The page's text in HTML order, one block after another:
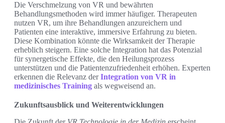
Die Verschmelzung von VR und bewährten
Behandlungsmethoden wird immer häufiger. Therapeuten
nutzen VR, um ihre Behandlungen anzureichern und
Patienten eine interaktive, immersive Erfahrung zu bieten.
Diese Kombination könnte die Wirksamkeit der Therapie
erheblich steigern. Eine solche Integration hat das Potenzial
für synergetische Effekte, die den Heilungsprozess
unterstützen und die Patientenzufriedenheit erhöhen. Experten
erkennen die Relevanz derIntegration von VR in
medizinisches Training als wegweisend an.
Zukunftsausblick und Weiterentwicklungen